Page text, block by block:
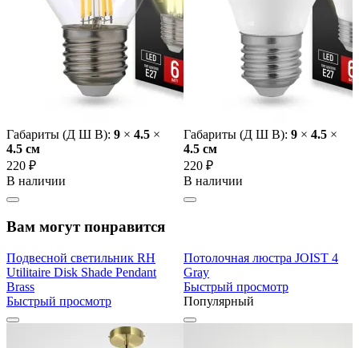
Габариты (Д Ш В): 9 × 4.5 ×
4.5 cм
220 ₽
В наличии
Габариты (Д Ш В): 9 × 4.5 ×
4.5 cм
220 ₽
В наличии
Вам могут понравится
Подвесной светильник RH
Utilitaire Disk Shade Pendant
Brass
Быстрый просмотр
Потолочная люстра JOIST 4
Gray
Быстрый просмотр
Популярный